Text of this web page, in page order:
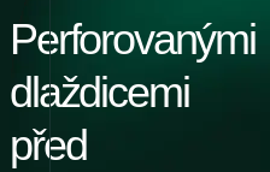
Perforovanými
dlaždicemi
před